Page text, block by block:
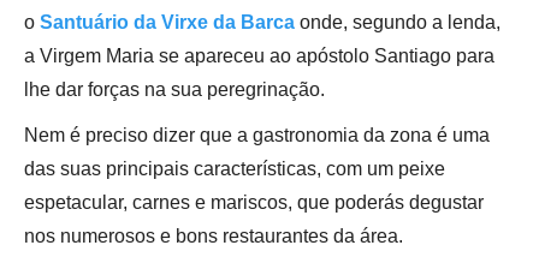
o Santuário da Virxe da Barca onde, segundo a lenda,
a Virgem Maria se apareceu ao apóstolo Santiago para
lhe dar forças na sua peregrinação.
Nem é preciso dizer que a gastronomia da zona é uma
das suas principais características, com um peixe
espetacular, carnes e mariscos, que poderás degustar
nos numerosos e bons restaurantes da área.